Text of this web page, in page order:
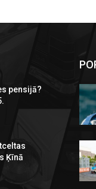
pensijā?
Ķīnā